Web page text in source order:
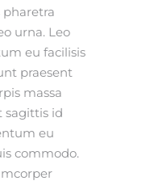
pharetra
urna. Leo
eu facilisis
praesent
massa
sagittis id
eu
commodo.